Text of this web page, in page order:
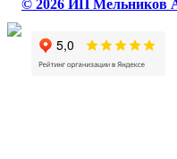
© 2026 ИП Мельников